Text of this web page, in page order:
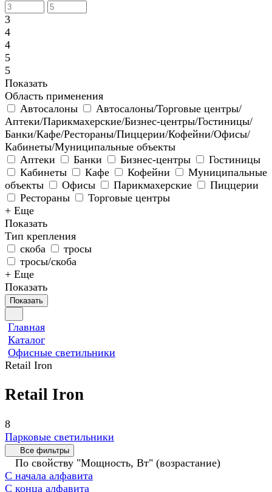
3
4
4
5
5
Показать
Область применения
Автосалоны
Автосалоны/Торговые центры/
Аптеки/Парикмахерские/Бизнес-центры/Гостиницы/
Банки/Кафе/Рестораны/Пиццерии/Кофейни/Офисы/
Кабинеты/Муниципальные объекты
Аптеки
Банки Бизнес-центры
Гостиницы
Кабинеты
Кафе Кофейни
Муниципальные
объекты
Офисы Парикмахерские
Пиццерии
Рестораны
Торговые центры
+ Еще
Показать
Тип крепления
скоба
тросы
тросы/скоба
+ Еще
Показать
Показать
Главная
Каталог
Офисные светильники
Retail Iron
Retail Iron
8
Парковые светильники
Все фильтры
По свойству "Мощность, Вт" (возрастание)
С начала алфавита
С конца алфавита